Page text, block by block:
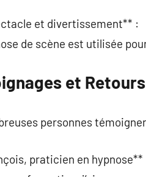
et divertissement** :
de scène est utilisée
et
personnes
praticien en hypnose**